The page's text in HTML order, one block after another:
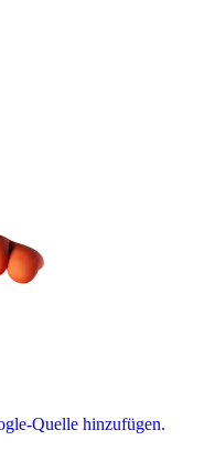
Quelle hinzufügen.